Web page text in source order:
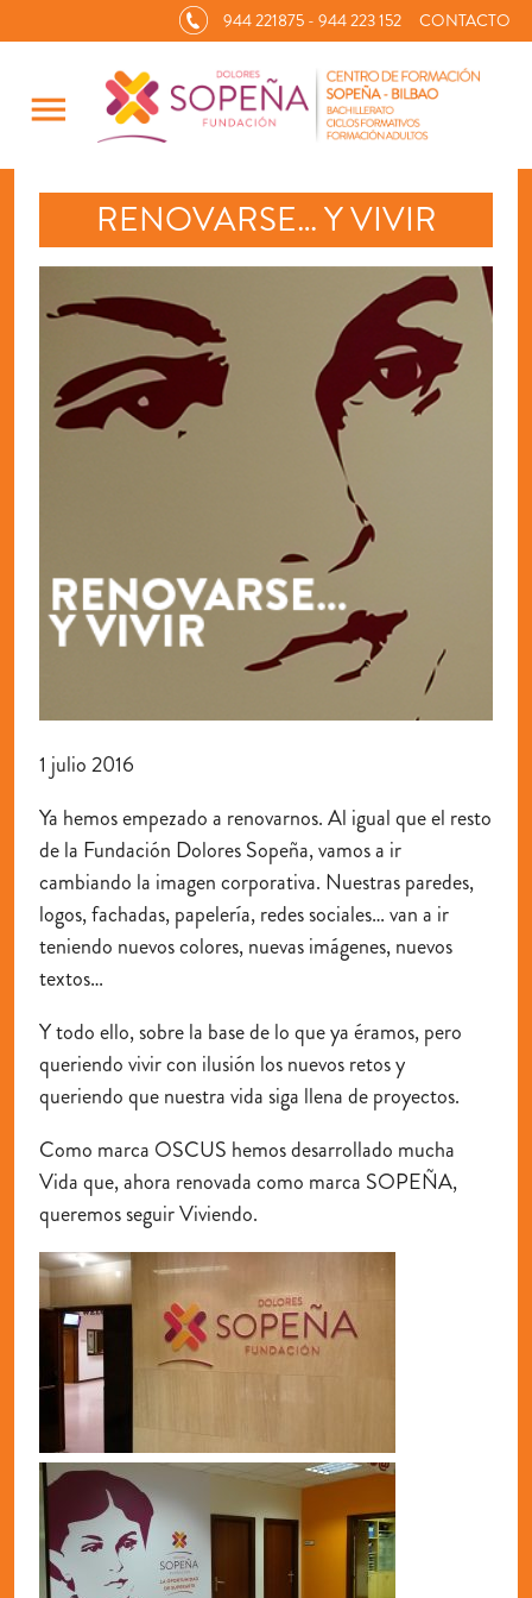
944 221875 - 944 223 152 CONTACTO
menu
RENOVARSE… Y VIVIR
1 julio 2016
Ya hemos empezado a renovarnos. Al igual que el resto
de la Fundación Dolores Sopeña, vamos a ir
cambiando la imagen corporativa. Nuestras paredes,
logos, fachadas, papelería, redes sociales… van a ir
teniendo nuevos colores, nuevas imágenes, nuevos
textos…
Y todo ello, sobre la base de lo que ya éramos, pero
queriendo vivir con ilusión los nuevos retos y
queriendo que nuestra vida siga llena de proyectos.
Como marca OSCUS hemos desarrollado mucha
Vida que, ahora renovada como marca SOPEÑA,
queremos seguir Viviendo.